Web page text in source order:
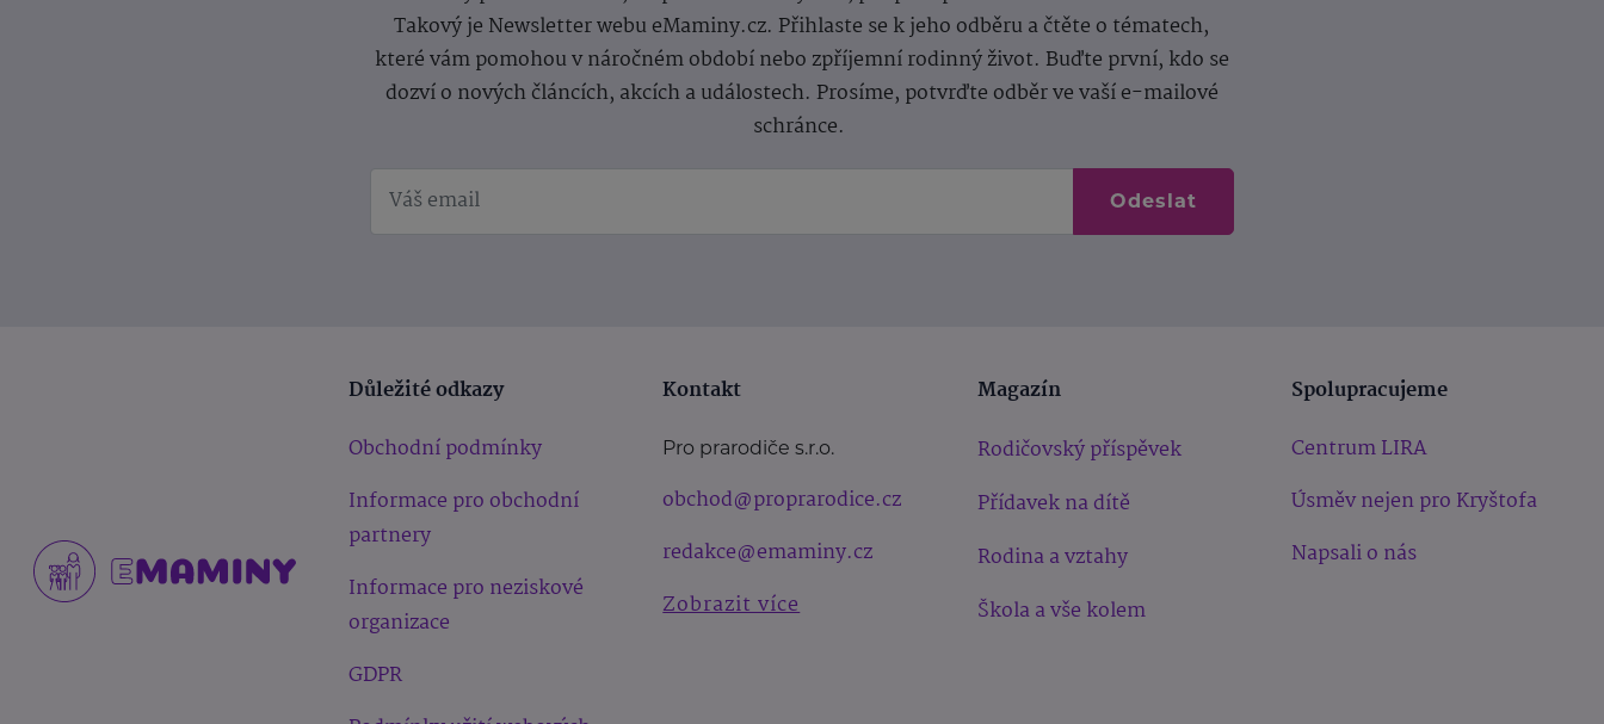
Takový je Newsletter webu eMaminy.cz. Přihlaste se k jeho odběru a čtěte o tématech,
které vám pomohou v náročném období nebo zpříjemní rodinný život. Buďte první, kdo se
dozví o nových článcích, akcích a událostech. Prosíme, potvrďte odběr ve vaší e-mailové
schránce.
Odeslat
Důležité odkazy
Obchodní podmínky
Informace pro obchodní
partnery
Informace pro neziskové
organizace
GDPR
Kontakt
Pro prarodiče s.r.o.
obchod@proprarodice.cz
redakce@emaminy.cz
Zobrazit více
Magazín
Rodičovský příspěvek
Přídavek na dítě
Rodina a vztahy
Škola a vše kolem
Spolupracujeme
Centrum LIRA
Úsměv nejen pro Kryštofa
Napsali o nás